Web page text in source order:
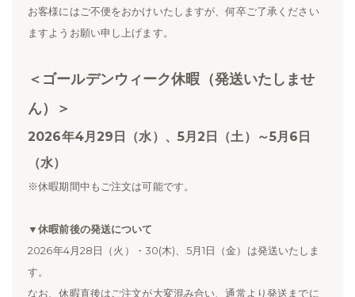
お客様にはご不便をおかけいたしますが、何卒ご了承ください
ますようお願い申し上げます。
＜ゴールデンウィーク休暇（発送いたしませ
ん）＞
2026年4月29日（水）、5月2日（土）～5月6日
（水）
※休暇期間中もご注文は可能です。
▼休暇前後の発送について
2026年4月28日（火）・30(木)、5月1日（金）は発送いたしま
す。
なお、休暇直後はご注文が大変混み合い、通常より発送までに